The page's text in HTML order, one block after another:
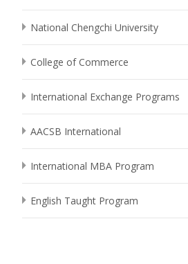
National Chengchi University
College of Commerce
International Exchange Programs
AACSB International
International MBA Program
English Taught Program